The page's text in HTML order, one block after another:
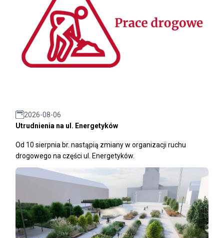
2026-08-06
Utrudnienia na ul. Energetyków
Od 10 sierpnia br. nastąpią zmiany w organizacji ruchu
drogowego na części ul. Energetyków.